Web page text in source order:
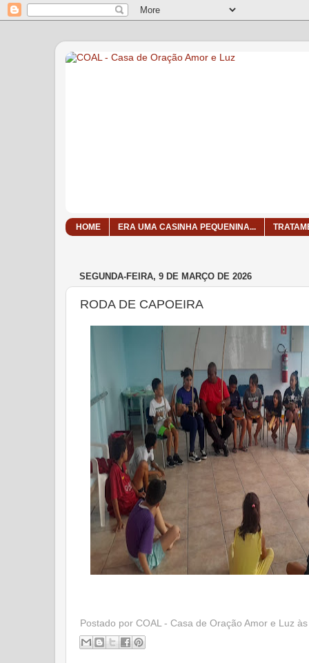
HOME ERA UMA CASINHA PEQUENINA...
SEGUNDA-FEIRA, 9 DE MARÇO DE 2026
RODA DE CAPOEIRA
Postado por COAL - Casa de Oração Amor e Luz